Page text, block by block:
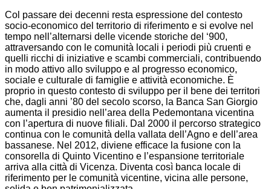
Col passare dei decenni resta espressione del contesto
socio-economico del territorio di riferimento e si evolve nel
tempo nell’alternarsi delle vicende storiche del ‘900,
attraversando con le comunità locali i periodi più cruenti e
quelli ricchi di iniziative e scambi commerciali, contribuendo
in modo attivo allo sviluppo e al progresso economico,
sociale e culturale di famiglie e attività economiche. È
proprio in questo contesto di sviluppo per il bene dei territori
che, dagli anni ’80 del secolo scorso, la Banca San Giorgio
aumenta il presidio nell’area della Pedemontana vicentina
con l’apertura di nuove filiali. Dal 2000 il percorso strategico
continua con le comunità della vallata dell’Agno e dell’area
bassanese. Nel 2012, diviene efficace la fusione con la
consorella di Quinto Vicentino e l’espansione territoriale
arriva alla città di Vicenza. Diventa così banca locale di
riferimento per le comunità vicentine, vicina alle persone,